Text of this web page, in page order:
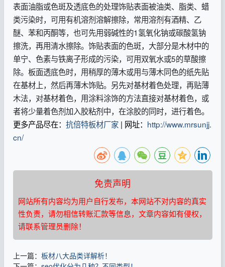
表面油脂或色斑及透底色的处理饰贴表面被油类、脂类、蜡
类污染时，可用有机溶剂溶解擦除，常用溶剂有酒精、乙
醚、苯和丙酮等，也可先用弱碱性的1氢氧化钠或碳酸氢钠
擦洗，再用清水擦除。饰贴表面的色斑，大部分是木材中的
单宁、色素与铁离子形成的污染，可用双氧水或5的草酸擦
除。板面透底色时，用稍厚的薄木或用与薄木同色的纸先贴
在基材上，然后再薄木饰贴。另先对基材着色处理，再贴薄
木法，对基材着色，用涂料涂饰的方法直接对基材着色，或
者将少量着色剂加入胶粘剂中，在涂胶的同时，进行着色。
更多产品尽在： 抗倍特板材厂家| 网址： http://www.mrsunjj.
cn/
免责声明
网站所有内容均为用户自行发布，本网站不对内容的真实
性负责，请勿相信转账汇款等信息，文章内容如有侵权，
请联系管理员删除！
上一篇： 板材八大品类详解析！